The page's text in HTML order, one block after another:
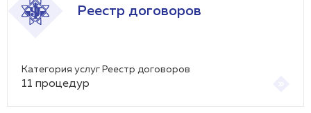
Реестр договоров
Категория услуг Реестр договоров
11 процедур